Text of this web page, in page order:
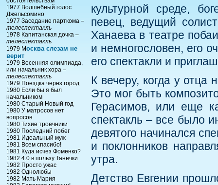
1977 Волшебный голос
Джельсомино
1977 Заседание парткома –
телеспектакль
1978 Капитанская дочка –
телеспектакль
1979 Москва слезам не
верит
1979 Весенняя олимпиада,
или начальник хора –
телеспектакль
1979 Поездка через город
1980 Если бы я был
начальником
1980 Старый Новый год
1980 У матросов нет
вопросов
1980 Тихие троечники
1980 Последний побег
1981 Идеальный муж
1981 Всем спасибо!
1981 Куда исчез Фоменко?
1982 4:0 в пользу Танечки
1982 Просто ужас
1982 Однолюбы
1982 Мать Мария
культурной среде,
певец, ведущий
Ханаева в театре
и немногословен, его
его спектакли и
К вечеру, когда у отца
Это мог быть
Герасимов, или еще
спектакль – все было
девятого начинался
и поклонников
утра.
Детство Евгении